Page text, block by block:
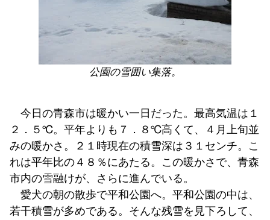
公園の雪囲い集落。
今日の青森市は暖かい一日だった。最高気温は１
２．５℃。平年よりも７．８℃高くて、４月上旬並
みの暖かさ。２１時現在の積雪深は３１センチ。こ
れは平年比の４８％にあたる。この暖かさで、青森
市内の雪融けが、さらに進んでいる。
愛犬の朝の散歩で平和公園へ。平和公園の中は、
若干積雪が多めである。そんな残雪を見下ろして、